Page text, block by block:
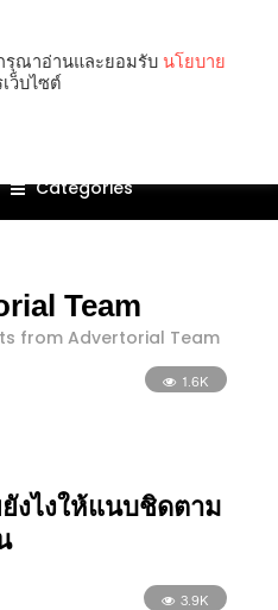
Categories
Team
from Advertorial Team
1.6K
งไงให้แนบชิดตาม
3.9K
รุณาอ่านและยอมรับ นโยบาย
ว็บไซต์